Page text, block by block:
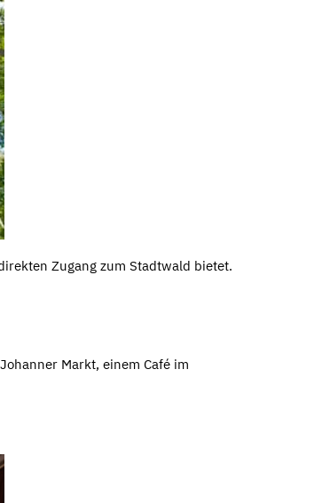
Zugang zum Stadtwald bietet.
Markt, einem Café im